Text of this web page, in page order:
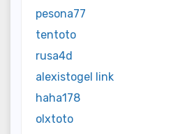
pesona77
tentoto
rusa4d
alexistogel link
haha178
olxtoto